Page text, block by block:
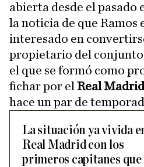
abierta desde el pasado
la noticia de que Ramos
interesado en
propietario del conjunto
el que se formó como
fichar por el Real
hace un par de
La situación ya vivida
Real Madrid con los
primeros capitanes que